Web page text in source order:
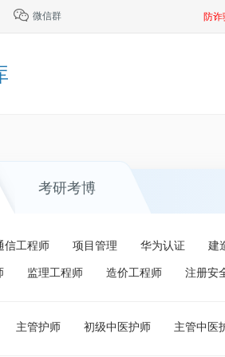
微信群 防诈
考研考博
信工程师 项目管理 华为认证 建
监理工程师 造价工程师 注册安
主管护师 初级中医护师 主管中医